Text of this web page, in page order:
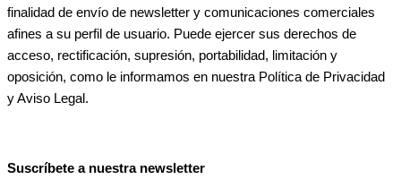
finalidad de envío de newsletter y comunicaciones comerciales
afines a su perfil de usuario. Puede ejercer sus derechos de
acceso, rectificación, supresión, portabilidad, limitación y
oposición, como le informamos en nuestra Política de Privacidad
y Aviso Legal.
Suscríbete a nuestra newsletter